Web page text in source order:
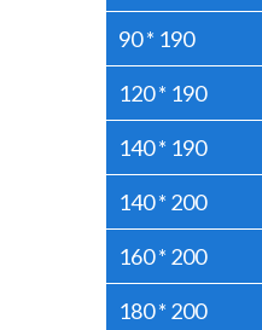
90 * 190
120 * 190
140 * 190
140 * 200
160 * 200
180 * 200